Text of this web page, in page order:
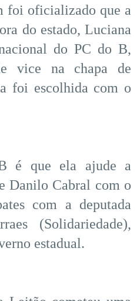
foi oficializado que a
do estado, Luciana
do PC do B,
vice na chapa de
foi escolhida com o
é que ela ajude a
Danilo Cabral com o
com a deputada
(Solidariedade),
estadual.